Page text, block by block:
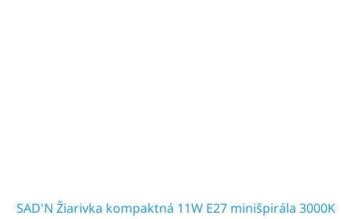
SAD'N Žiarivka kompaktná 11W E27 minišpirála 3000K